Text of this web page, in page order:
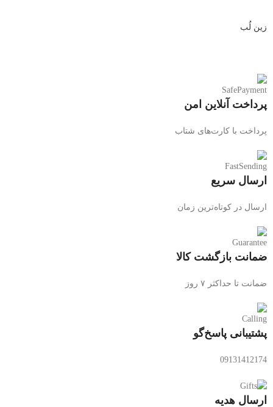
زین لُب
پرداخت آنلاین امن
پرداخت با کارت‌های شتاب
ارسال سریع
ارسال در کوتاه‌ترین زمان
ضمانت بازگشت کالا
ضمانت تا حداکثر ۷ روز
پشتیبانی پاسخ‌گو
09131412174
ارسال هدیه